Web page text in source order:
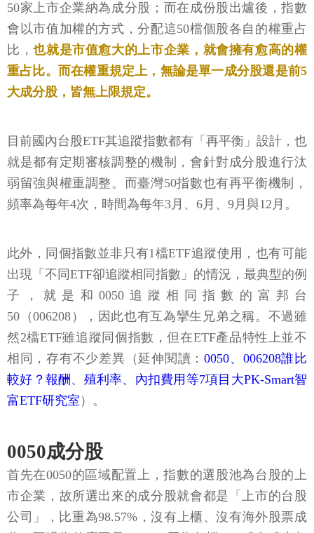
50家上市企業納為成分股；而在成份股出爐後，指數
會以市值加權的方式，分配這50檔個股各自的權重占
比，也就是市值愈大的上市企業，就會擁有愈高的權
重占比。而在權重規定上，無論是單一成分股還是前5
大成分股，皆無上限規定。
目前國內台股ETF其追蹤指數都有「再平衡」設計，也
就是都有定期審核調整的機制，會針對成分股進行汰
弱留強與權重調整。而臺灣50指數也有再平衡機制，
頻率為每年4次，時間為每年3月、6月、9月與12月。
此外，同個指數並非只有1檔ETF追蹤使用，也有可能
出現「不同ETF卻追蹤相同指數」的情況，最典型的例
子，就是和0050追蹤相同指數的富邦台
50（006208），因此也有互為攣生兄弟之稱。不過雖
然2檔ETF雖追蹤同個指數，但在ETF產品特性上並不
相同，存有不少差異（延伸閱讀：0050、006208誰比
較好？報酬、殖利率、內扣費用等7項目大PK-Smart智
富ETF研究室 ）。
0050成分股
首先在0050的區域配置上，指數的選股池為台股的上
市企業，故所選出來的成分股就會都是「上市的台股
公司」，比重為98.57%，沒有上櫃、沒有海外股票成